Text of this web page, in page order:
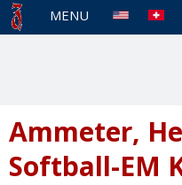
MENU
Ammeter,
Softball-EM